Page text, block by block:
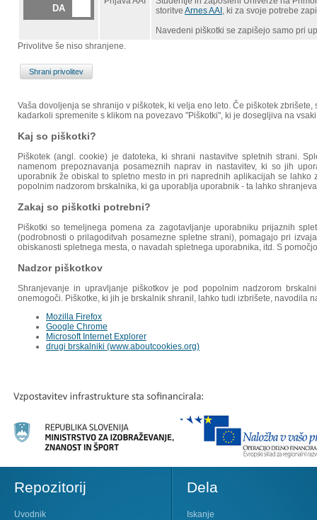
DA
storitve Arnes AAI , ki za svoje potrebe
Navedeni piškotki se zapišejo samo pri
Privolitve še niso shranjene.
Vaša dovoljenja se shranijo v piškotek, ki velja eno leto. Če piškotek
kadarkoli spremenite s klikom na povezavo "Piškotki", ki je dosegljiva na
Kaj so piškotki?
Piškotek (angl. cookie) je datoteka, ki shrani nastavitve spletnih strani.
namenom prepoznavanja posameznih naprav in nastavitev, ki so jih
uporabnik že obiskal to spletno mesto in pri naprednih aplikacijah se
popolnim nadzorom brskalnika, ki ga uporablja uporabnik - ta lahko
Zakaj so piškotki potrebni?
Piškotki so temeljnega pomena za zagotavljanje uporabniku prijaznih
(podrobnosti o prilagoditvah posamezne spletne strani), pomagajo pri
obiskanosti spletnega mesta, o navadah spletnega uporabnika, itd. S
Nadzor piškotkov
Shranjevanje in upravljanje piškotkov je pod popolnim nadzorom
onemogoči. Piškotke, ki jih je brskalnik shranil, lahko tudi izbrišete, navodila
Mozilla Firefox
Google Chrome
Microsoft Internet Explorer
drugi brskalniki (www.aboutcookies.org)
Repozitorij
Uvodnik
Dela
Iskanje